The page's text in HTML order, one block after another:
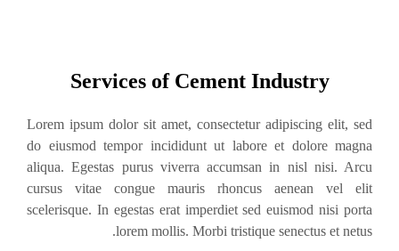
Services of Cement Industry
Lorem ipsum dolor sit amet, consectetur adipiscing elit, sed
do eiusmod tempor incididunt ut labore et dolore magna
aliqua. Egestas purus viverra accumsan in nisl nisi. Arcu
cursus vitae congue mauris rhoncus aenean vel elit
scelerisque. In egestas erat imperdiet sed euismod nisi porta
lorem mollis. Morbi tristique senectus et netus.